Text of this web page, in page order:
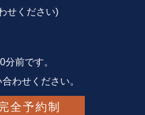
せください)
前です。
わせください。
全予約制